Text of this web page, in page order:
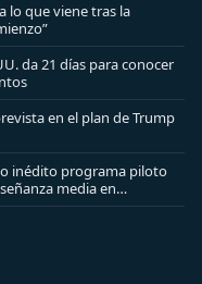
lo que viene tras la
da 21 días para conocer
en el plan de Trump
inédito programa piloto
media en